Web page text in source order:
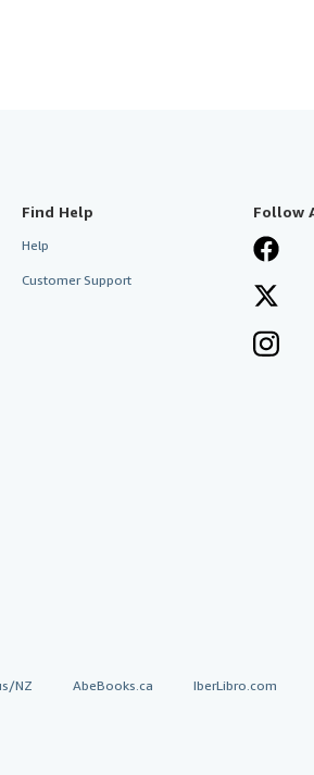
Find Help
Help
Customer Support
Follow
NZ AbeBooks.ca IberLibro.com